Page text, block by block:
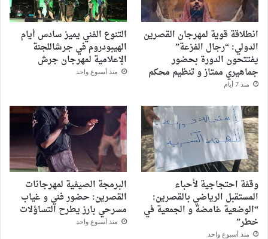
انطلاقة قوية لمهرجان القصرين
الدولي: “رجال الفزعة”
يفتتحون الدورة بحضور
جماهيري ممتاز و تنظيم محكم
منذ 7 أيام
التنوع الفني يميز سادس أيام
الهيبودروم في جرشاللجنة
الإعلامية لمهرجان جرش
منذ أسبوع واحد
وقفة احتجاجية لأحباء
المستقبل الرياضي بالقصرين:
“الوضعية غامضة و الجمعية في
خطر”
منذ أسبوع واحد
البرمجة الصيفية لمهرجانات
القصرين: حضور فني و غياب
مسرحي بارز يطرح التساؤلات
منذ أسبوع واحد